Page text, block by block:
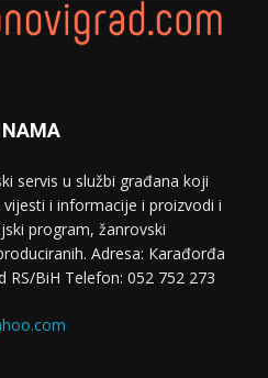
NAMA
servis u službi građana koji
i informacije i proizvodi i
program, žanrovski
Adresa: Кarađorđa
RS/BiH Telefon: 052 752 273